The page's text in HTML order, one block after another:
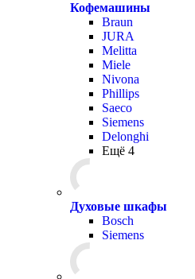
Кофемашины
Braun
JURA
Melitta
Miele
Nivona
Phillips
Saeco
Siemens
Delonghi
Ещё 4
Духовые шкафы
Bosch
Siemens